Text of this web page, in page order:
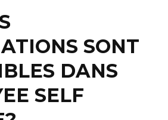
SONT
DANS
SELF